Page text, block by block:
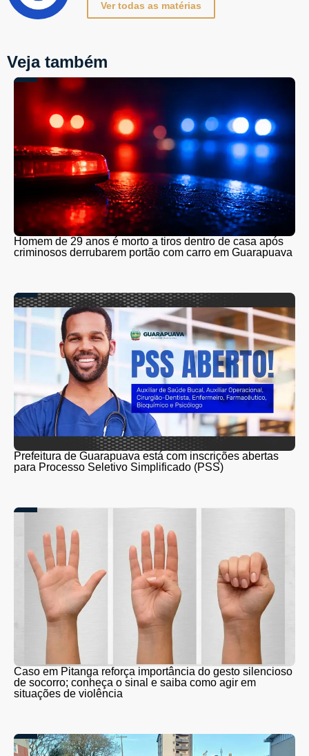
Ver todas as matérias
Veja também
Homem de 29 anos é morto a tiros dentro de casa após
criminosos derrubarem portão com carro em Guarapuava
Prefeitura de Guarapuava está com inscrições abertas
para Processo Seletivo Simplificado (PSS)
Caso em Pitanga reforça importância do gesto silencioso
de socorro; conheça o sinal e saiba como agir em
situações de violência